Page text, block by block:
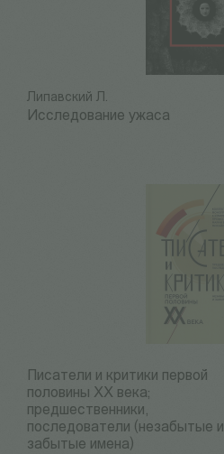
Липавский Л.
Исследование ужаса
Писатели и критики первой
половины ХХ века;
предшественники,
последователи (незабытые и
забытые имена)